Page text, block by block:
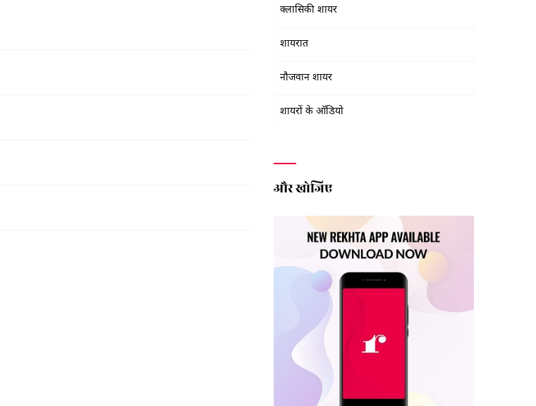
क्लासिकी शायर
शायरात
नौजवान शायर
शायरों के ऑडियो
और खोजिए